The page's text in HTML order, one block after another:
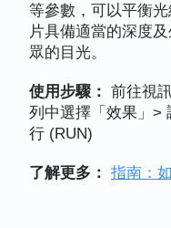
等參數，可以平衡
片具備適當的深度
眾的目光。
使用步驟： 前往視
列中選擇「效果」>
行 (RUN)
了解更多： 指南：